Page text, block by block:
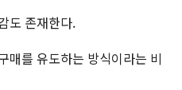
도 존재한다.
매를 유도하는 방식이라는 비